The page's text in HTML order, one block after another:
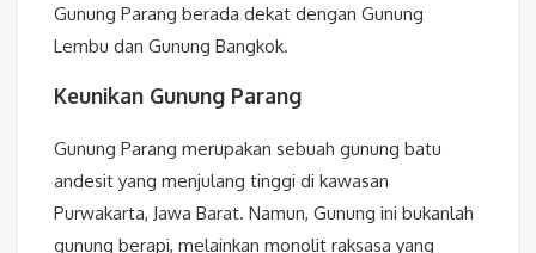
Gunung Parang berada dekat dengan Gunung
Lembu dan Gunung Bangkok.
Keunikan Gunung Parang
Gunung Parang merupakan sebuah gunung batu
andesit yang menjulang tinggi di kawasan
Purwakarta, Jawa Barat. Namun, Gunung ini bukanlah
gunung berapi, melainkan monolit raksasa yang